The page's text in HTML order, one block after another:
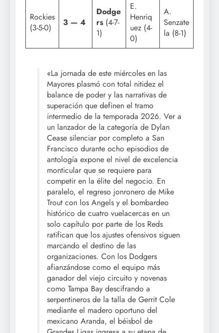
Rockies
(3-5-0)
3 — 4
Dodge
rs (4-7-
1)
E.
Henriq
uez (4-
0)
A.
Senzate
la (8-1)
«La jornada de este miércoles en las
Mayores plasmó con total nitidez el
balance de poder y las narrativas de
superación que definen el tramo
intermedio de la temporada 2026. Ver a
un lanzador de la categoría de Dylan
Cease silenciar por completo a San
Francisco durante ocho episodios de
antología expone el nivel de excelencia
monticular que se requiere para
competir en la élite del negocio. En
paralelo, el regreso jonronero de Mike
Trout con los Angels y el bombardeo
histórico de cuatro vuelacercas en un
solo capítulo por parte de los Reds
ratifican que los ajustes ofensivos siguen
marcando el destino de las
organizaciones. Con los Dodgers
afianzándose como el equipo más
ganador del viejo circuito y novenas
como Tampa Bay descifrando a
serpentineros de la talla de Gerrit Cole
mediante el madero oportuno del
mexicano Aranda, el béisbol de